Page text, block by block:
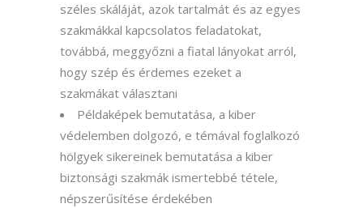
széles skáláját, azok tartalmát és az egyes
szakmákkal kapcsolatos feladatokat,
továbbá, meggyőzni a fiatal lányokat arról,
hogy szép és érdemes ezeket a
szakmákat választani
Példaképek bemutatása, a kiber
védelemben dolgozó, e témával foglalkozó
hölgyek sikereinek bemutatása a kiber
biztonsági szakmák ismertebbé tétele,
népszerűsítése érdekében